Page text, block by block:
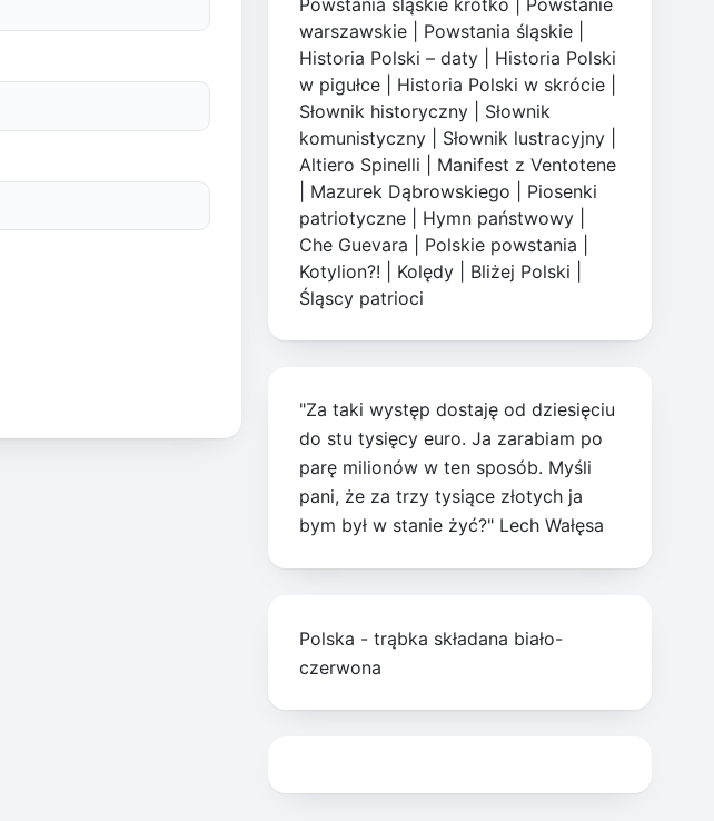
Powstania śląskie krótko
Powstanie
warszawskie
Powstania śląskie
Historia Polski – daty
Historia Polski
w pigułce
Historia Polski w skrócie
Słownik historyczny
Słownik
komunistyczny
Słownik lustracyjny
Altiero Spinelli
Manifest z Ventotene
Mazurek Dąbrowskiego
Piosenki
patriotyczne
Hymn państwowy
Che Guevara
Polskie powstania
Kotylion?!
Kolędy Bliżej Polski
Śląscy patrioci
"Za taki występ dostaję od dziesięciu
do stu tysięcy euro. Ja zarabiam po
parę milionów w ten sposób. Myśli
pani, że za trzy tysiące złotych ja
bym był w stanie żyć?" Lech Wałęsa
Polska - trąbka składana biało-
czerwona